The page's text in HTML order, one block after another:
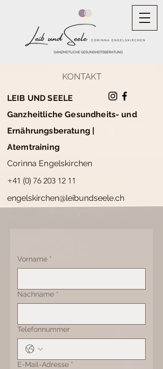
KONTAKT
LEIB UND SEELE
Ganzheitliche Gesundheits- und
Ernährungsberatung |
Atemtraining
Corinna Engelskirchen
+41 (0) 76 203 12 11
engelskirchen@leibundseele.ch
Vorname *
Nachname *
Telefonnummer
E-Mail-Adresse *